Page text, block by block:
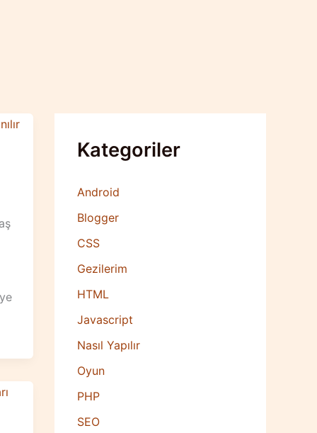
Kategoriler
Android
Blogger
CSS
Gezilerim
HTML
Javascript
Nasıl Yapılır
Oyun
PHP
SEO